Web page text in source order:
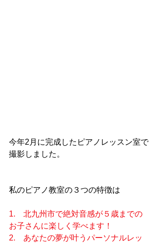
今年2月に完成したピアノレッスン室で
撮影しました。
私のピアノ教室の３つの特徴は
1.　北九州市で絶対音感が５歳までの
お子さんに楽しく学べます！
2.　あなたの夢が叶うパーソナルレッ